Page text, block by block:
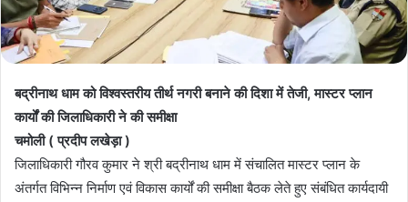
बद्रीनाथ धाम को विश्वस्तरीय तीर्थ नगरी बनाने की दिशा में तेजी, मास्टर प्लान
कार्यों की जिलाधिकारी ने की समीक्षा
चमोली ( प्रदीप लखेड़ा )
जिलाधिकारी गौरव कुमार ने श्री बद्रीनाथ धाम में संचालित मास्टर प्लान के
अंतर्गत विभिन्न निर्माण एवं विकास कार्यों की समीक्षा बैठक लेते हुए संबंधित कार्यदायी